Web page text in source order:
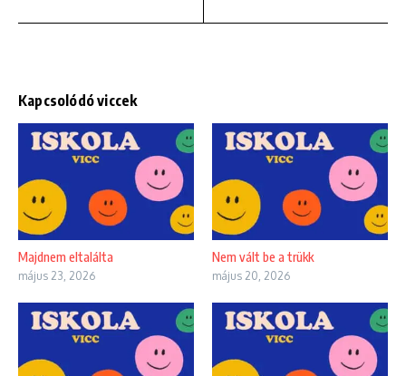
Kapcsolódó viccek
Majdnem eltalálta
május 23, 2026
Nem vált be a trükk
május 20, 2026